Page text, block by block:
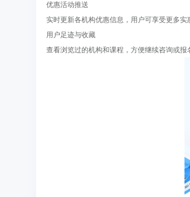
优惠活动推送
实时更新各机构优惠信息，用户可享受更多实
用户足迹与收藏
查看浏览过的机构和课程，方便继续咨询或报